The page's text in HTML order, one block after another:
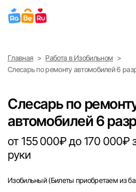
Найти работу
Выберите город
Санкт-Петербург
Екатеринбург
Саратов
Главная
Работа в Изобильном
Слесарь по ремонту автомобилей 6
Слесарь по
автомобилей 6
от 155 000₽ до 170 000₽
руки
Изобильный(Билеты приобретаем из